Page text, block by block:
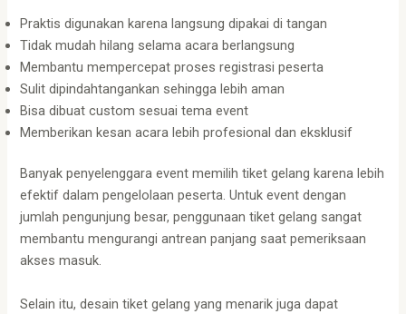
Praktis digunakan karena langsung dipakai di tangan
Tidak mudah hilang selama acara berlangsung
Membantu mempercepat proses registrasi peserta
Sulit dipindahtangankan sehingga lebih aman
Bisa dibuat custom sesuai tema event
Memberikan kesan acara lebih profesional dan eksklusif
Banyak penyelenggara event memilih tiket gelang karena lebih
efektif dalam pengelolaan peserta. Untuk event dengan
jumlah pengunjung besar, penggunaan tiket gelang sangat
membantu mengurangi antrean panjang saat pemeriksaan
akses masuk.
Selain itu, desain tiket gelang yang menarik juga dapat